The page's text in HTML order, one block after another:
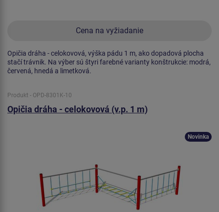
Cena na vyžiadanie
Opičia dráha - celokovová, výška pádu 1 m, ako dopadová plocha
stačí trávnik. Na výber sú štyri farebné varianty konštrukcie: modrá,
červená, hnedá a limetková.
Produkt - OPD-8301K-10
Opičia dráha - celokovová (v.p. 1 m)
Novinka